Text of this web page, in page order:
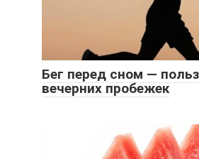
Бег перед сном —
вечерних пробежек